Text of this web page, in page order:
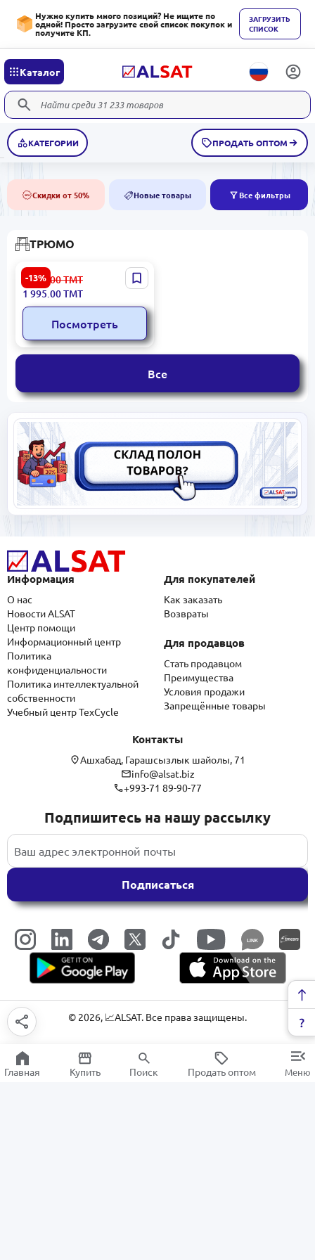
Нужно купить много позиций? Не ищите по
одной! Просто загрузите свой список покупок и
получите КП.
ЗАГРУЗИТЬ
СПИСОК
Каталог
КАТЕГОРИИ ПРОДАТЬ ОПТОМ
50% Скидки от 50% NEW Новые товары Все фильтры
ТРЮМО
-13%
ROMA черный | Трюмо
Черный Цвет
2 295.00ТМТ
1 995.00ТМТ
Посмотреть
Все
Информация
О нас
Новости ALSAT
Центр помощи
Информационный центр
Политика
конфиденциальности
Политика интеллектуальной
собственности
Учебный центр TexCycle
Для покупателей
Как заказать
Возвраты
Для продавцов
Стать продавцом
Преимущества
Условия продажи
Запрещённые товары
Контакты
Ашхабад, Гарашсызлык шайолы, 71
info@alsat.biz
+993-71 89-90-77
Подпишитесь на нашу рассылку
Подписаться
LINK
© 2026, 📈ALSAT. Все права защищены.
Главная Купить Поиск Продать оптом Меню